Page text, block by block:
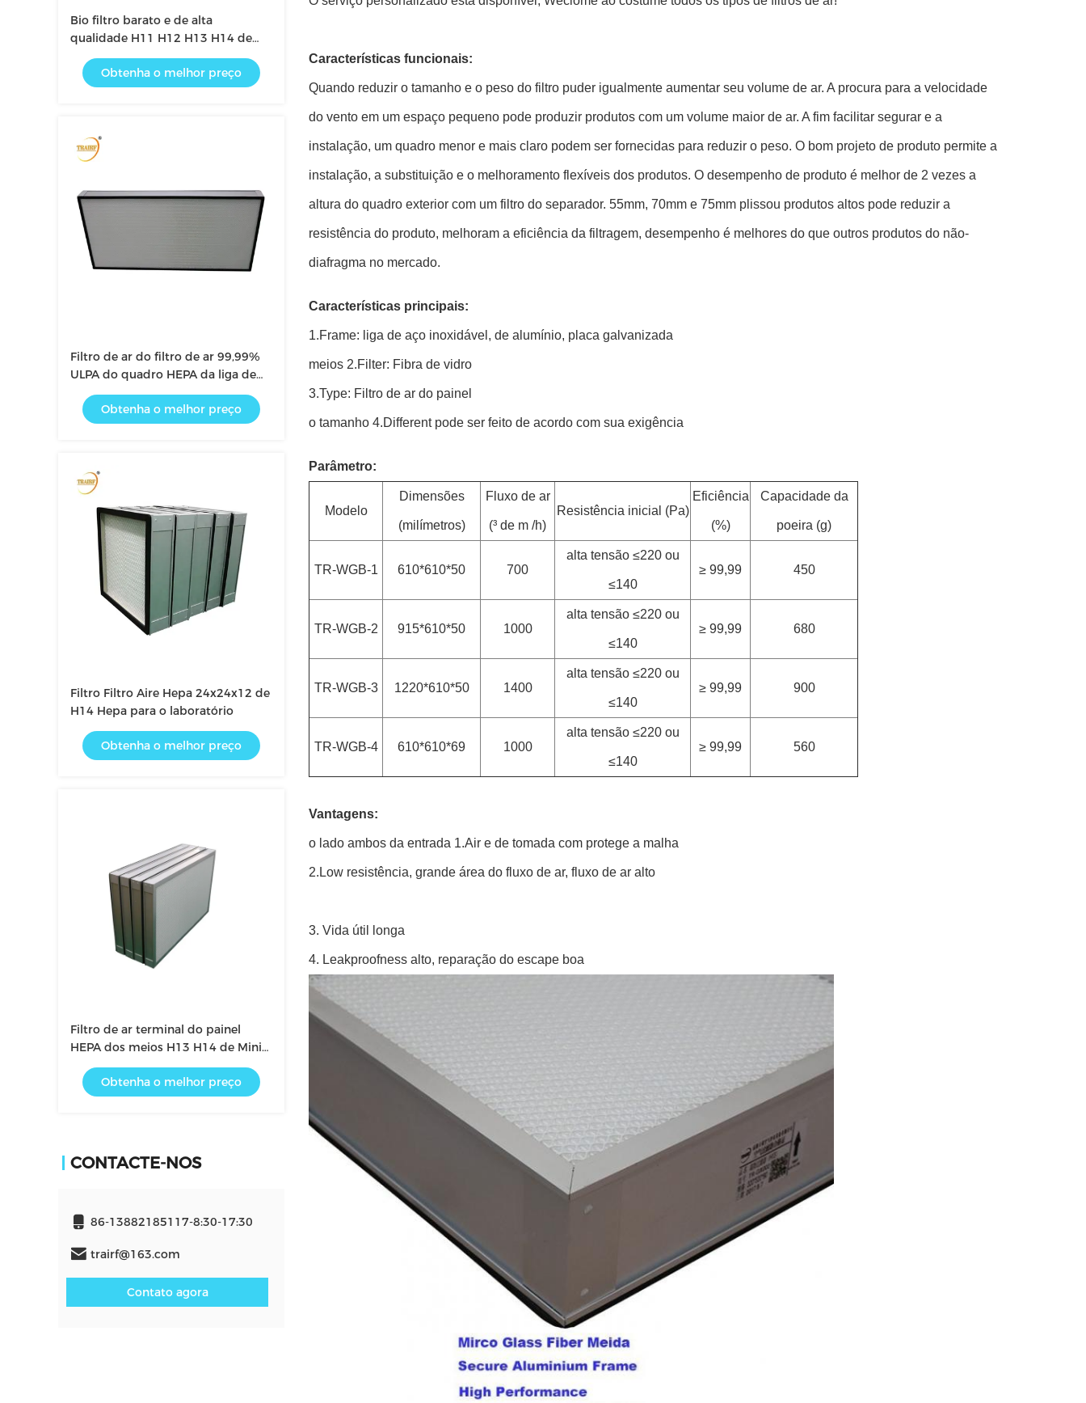
Bio filtro barato e de alta
qualidade H11 H12 H13 H14 de
Hepa
Obtenha o melhor preço
Filtro de ar do filtro de ar 99,99%
ULPA do quadro HEPA da liga de
alumínio
Obtenha o melhor preço
Filtro Filtro Aire Hepa 24x24x12 de
H14 Hepa para o laboratório
Obtenha o melhor preço
Filtro de ar terminal do painel
HEPA dos meios H13 H14 de Mini
Pleats Glass Fiber Filter da
filtragem para a capa do fluxo
laminar
Obtenha o melhor preço
CONTACTE-NOS
86-13882185117-8:30-17:30
trairf@163.com
Contato agora
Características funcionais:
Quando reduzir o tamanho e o peso do filtro puder igualmente aumentar seu volume de ar. A procura para a velocidade
do vento em um espaço pequeno pode produzir produtos com um volume maior de ar. A fim facilitar segurar e a
instalação, um quadro menor e mais claro podem ser fornecidas para reduzir o peso. O bom projeto de produto permite a
instalação, a substituição e o melhoramento flexíveis dos produtos. O desempenho de produto é melhor de 2 vezes a
altura do quadro exterior com um filtro do separador. 55mm, 70mm e 75mm plissou produtos altos pode reduzir a
resistência do produto, melhoram a eficiência da filtragem, desempenho é melhores do que outros produtos do não-
diafragma no mercado.
Características principais:
1.Frame: liga de aço inoxidável, de alumínio, placa galvanizada
meios 2.Filter: Fibra de vidro
3.Type: Filtro de ar do painel
o tamanho 4.Different pode ser feito de acordo com sua exigência
Parâmetro:
Modelo
Dimensões
(milímetros)
Fluxo de ar
(³ de m /h)
Resistência inicial (Pa)
Eficiência
(%)
Capacidade da
poeira (g)
TR-WGB-1 610*610*50 700
alta tensão ≤220 ou
≤140
≥ 99,99 450
TR-WGB-2 915*610*50 1000
alta tensão ≤220 ou
≤140
≥ 99,99 680
TR-WGB-3 1220*610*50 1400
alta tensão ≤220 ou
≤140
≥ 99,99 900
TR-WGB-4 610*610*69 1000
alta tensão ≤220 ou
≤140
≥ 99,99 560
Vantagens:
o lado ambos da entrada 1.Air e de tomada com protege a malha
2.Low resistência, grande área do fluxo de ar, fluxo de ar alto
3. Vida útil longa
4. Leakproofness alto, reparação do escape boa